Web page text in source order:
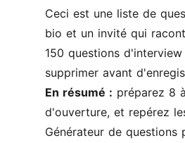
Ceci est une liste de
bio et un invité qui
150 questions
supprimer avant
En résumé : préparez 8
d'ouverture, et repérez
Générateur de questions